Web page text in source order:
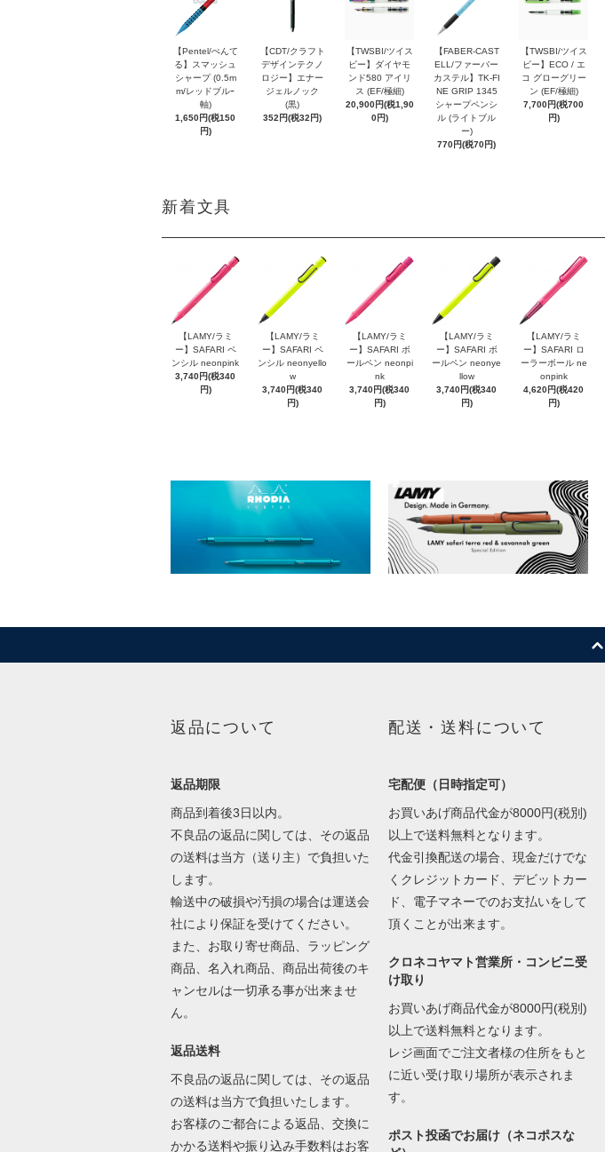
【Pentel/ぺんて
る】スマッシュ
シャープ (0.5m
m/レッドブルｰ
軸)
1,650円(税150
円)
【CDT/クラフト
デザインテクノ
ロジー】エナー
ジェルノック
(黒)
352円(税32円)
【TWSBI/ツイス
ビー】ダイヤモ
ンド580 アイリ
ス (EF/極細)
20,900円(税1,90
0円)
【FABER-CAST
ELL/ファーバー
カステル】TK-FI
NE GRIP 1345
シャープペンシ
ル (ライトブル
ー)
770円(税70円)
【TWSBI/ツイス
ビー】ECO / エ
コ グローグリー
ン (EF/極細)
7,700円(税700
円)
新着文具
【LAMY/ラミ
ー】SAFARI ペ
ンシル neonpink
3,740円(税340
円)
【LAMY/ラミ
ー】SAFARI ペ
ンシル neonyello
w
3,740円(税340
円)
【LAMY/ラミ
ー】SAFARI ボ
ールペン neonpi
nk
3,740円(税340
円)
【LAMY/ラミ
ー】SAFARI ボ
ールペン neonye
llow
3,740円(税340
円)
【LAMY/ラミ
ー】SAFARI ロ
ーラーボール ne
onpink
4,620円(税420
円)
返品について
返品期限
商品到着後3日以内。
不良品の返品に関しては、その返品
の送料は当方（送り主）で負担いた
します。
輸送中の破損や汚損の場合は運送会
社により保証を受けてください。
また、お取り寄せ商品、ラッピング
商品、名入れ商品、商品出荷後のキ
ャンセルは一切承る事が出来ませ
ん。
返品送料
不良品の返品に関しては、その返品
の送料は当方で負担いたします。
お客様のご都合による返品、交換に
かかる送料や振り込み手数料はお客
配送・送料について
宅配便（日時指定可）
お買いあげ商品代金が8000円(税別)
以上で送料無料となります。
代金引換配送の場合、現金だけでな
くクレジットカード、デビットカー
ド、電子マネーでのお支払いをして
頂くことが出来ます。
クロネコヤマト営業所・コンビニ受
け取り
お買いあげ商品代金が8000円(税別)
以上で送料無料となります。
レジ画面でご注文者様の住所をもと
に近い受け取り場所が表示されま
す。
ポスト投函でお届け（ネコポスな